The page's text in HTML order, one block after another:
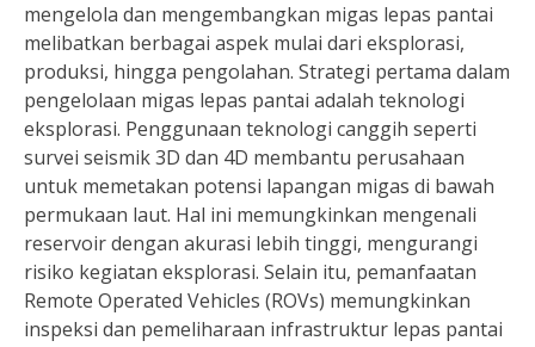
mengelola dan mengembangkan migas lepas pantai
melibatkan berbagai aspek mulai dari eksplorasi,
produksi, hingga pengolahan. Strategi pertama dalam
pengelolaan migas lepas pantai adalah teknologi
eksplorasi. Penggunaan teknologi canggih seperti
survei seismik 3D dan 4D membantu perusahaan
untuk memetakan potensi lapangan migas di bawah
permukaan laut. Hal ini memungkinkan mengenali
reservoir dengan akurasi lebih tinggi, mengurangi
risiko kegiatan eksplorasi. Selain itu, pemanfaatan
Remote Operated Vehicles (ROVs) memungkinkan
inspeksi dan pemeliharaan infrastruktur lepas pantai